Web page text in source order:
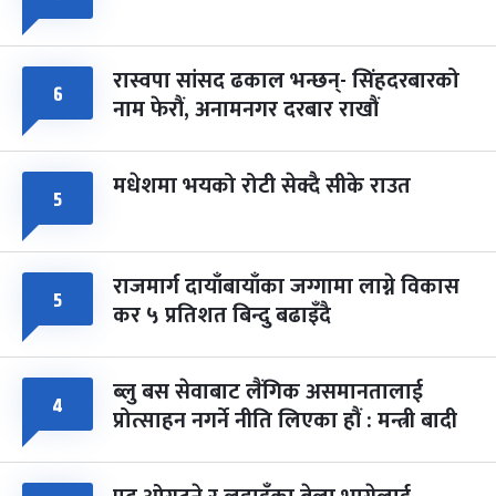
६ रास्वपा सांसद ढकाल भन्छन्- सिंहदरबारको
नाम फेरौं, अनामनगर दरबार राखौं
५ मधेशमा भयको रोटी सेक्दै सीके राउत
५ राजमार्ग दायाँबायाँका जग्गामा लाग्ने विकास
कर ५ प्रतिशत बिन्दु बढाइँदै
४ ब्लु बस सेवाबाट लैंगिक असमानतालाई
प्रोत्साहन नगर्ने नीति लिएका हौं : मन्त्री बादी